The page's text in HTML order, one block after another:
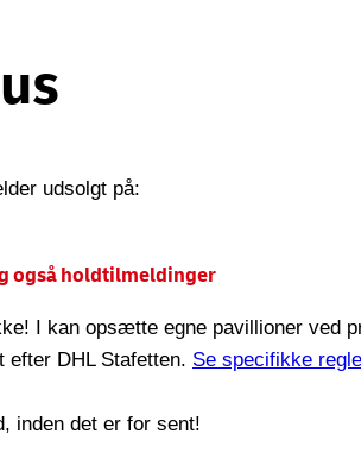
udsolgt på:
også holdtilmeldinger
I kan opsætte egne pavillioner ved
efter DHL Stafetten. Se specifikke
inden det er for sent!